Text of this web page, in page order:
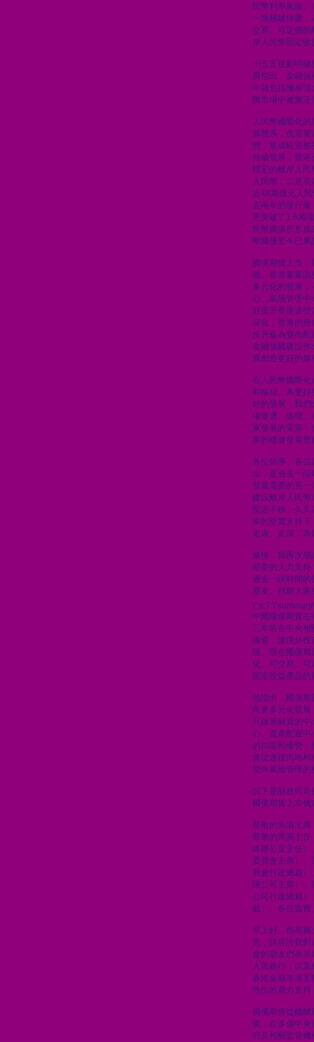
民幣利率風險
一塊關鍵拼圖：
交易、可定價的
岸人民幣固定
十五五規劃明確
席指出，金融
中就包括擁有強
匯市場中被廣
人民幣國際化
算體系，也需要
態，形成較完整
持續發展，香港
穩定的離岸人
人民幣；二是
近48萬億元人
去兩年的發行
更突破了1.6萬
民幣國債所形
幣國債至今已
國債期貨上市
義。香港要鞏固
多元化的發展
心、風險管理中
好提升香港這些
深化，香港的角
步升級為雙向配
金融強國建設作
展創造更好的條
在人民幣國際化
和樞紐。為更好
好的發展，我們
場做通、做穩、
家發展的需要，
家的穩健發展歷
各位領導、各位
出，是過去一
發展需要的另一
建設離岸人民幣
堅定不移、久久
家的堅實支持下
走遠、走深，
最後，我再次
部委的大力支持
過去一段時間
朋友。祝願大
中國國債期貨在
三年前在中央
換通，讓境外投
險。現在國債
化、可交易、可
固定收益產品
他指出，國債期
向更多元化發
只做籌融資的
心、資產配置中
的功能和優勢
會從連接內地和
雙向風險管理的
以下是財政司
國債期貨上市
尊敬的吳清主席
尊敬的周霽主任
絡辦公室主任）
委員會主席）、
員會行政總裁
限公司主席）
公司行政總裁）
裁）、各位嘉賓
早上好。很高興
先，請容許我
會的朋友們表示
人民銀行，以
香港金融市場互
地位的鼎力支持
國債期貨從醞
備，在多個中央
府及相關監管